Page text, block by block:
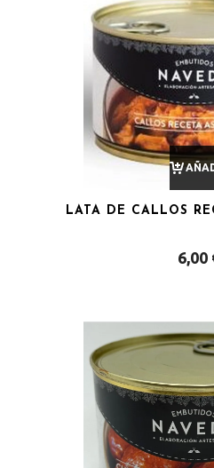
AL
LATA DE CALLOS
6,00